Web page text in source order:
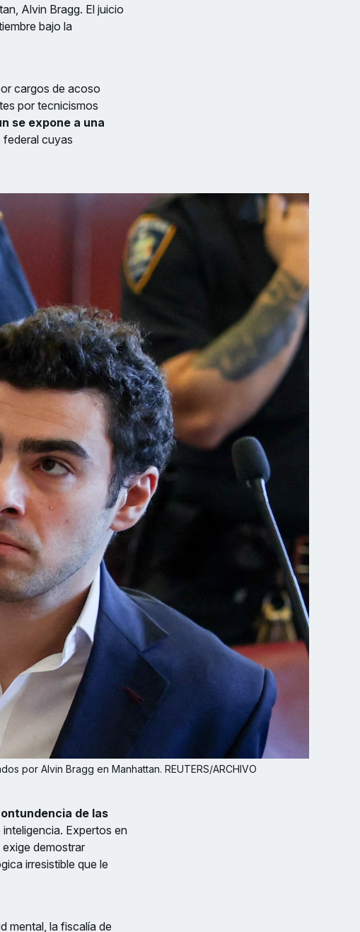
Alvin Bragg. El juicio
bajo la
cargos de acoso
por tecnicismos
se expone a una
federal cuyas
por Alvin Bragg en Manhattan. REUTERS/ARCHIVO
de las
Expertos en
demostrar
irresistible que le
mental, la fiscalía de